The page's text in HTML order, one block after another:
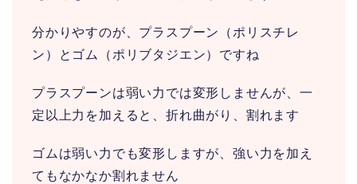
分かりやすのが、プラスプーン（ポリスチレ
ン）とゴム（ポリブタジエン）ですね
プラスプーンは弱い力では変形しませんが、一
定以上力を加えると、折れ曲がり、割れます
ゴムは弱い力でも変形しますが、強い力を加え
てもなかなか割れません